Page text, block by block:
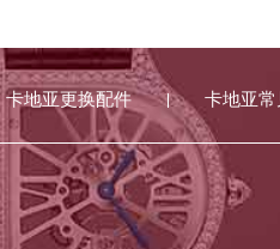
卡地亚更换配件 卡地亚常